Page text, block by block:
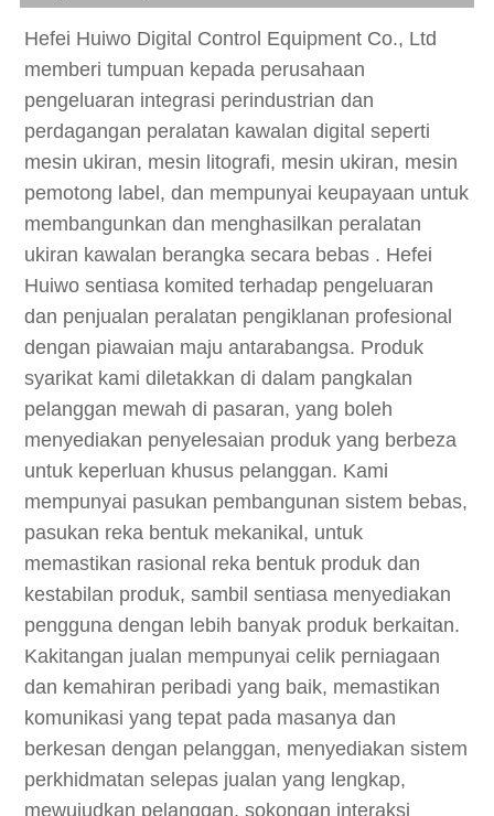
Hefei Huiwo Digital Control Equipment Co., Ltd
memberi tumpuan kepada perusahaan
pengeluaran integrasi perindustrian dan
perdagangan peralatan kawalan digital seperti
mesin ukiran, mesin litografi, mesin ukiran, mesin
pemotong label, dan mempunyai keupayaan untuk
membangunkan dan menghasilkan peralatan
ukiran kawalan berangka secara bebas . Hefei
Huiwo sentiasa komited terhadap pengeluaran
dan penjualan peralatan pengiklanan profesional
dengan piawaian maju antarabangsa. Produk
syarikat kami diletakkan di dalam pangkalan
pelanggan mewah di pasaran, yang boleh
menyediakan penyelesaian produk yang berbeza
untuk keperluan khusus pelanggan. Kami
mempunyai pasukan pembangunan sistem bebas,
pasukan reka bentuk mekanikal, untuk
memastikan rasional reka bentuk produk dan
kestabilan produk, sambil sentiasa menyediakan
pengguna dengan lebih banyak produk berkaitan.
Kakitangan jualan mempunyai celik perniagaan
dan kemahiran peribadi yang baik, memastikan
komunikasi yang tepat pada masanya dan
berkesan dengan pelanggan, menyediakan sistem
perkhidmatan selepas jualan yang lengkap,
mewujudkan pelanggan, sokongan interaksi